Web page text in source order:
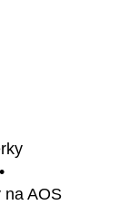
na AOS